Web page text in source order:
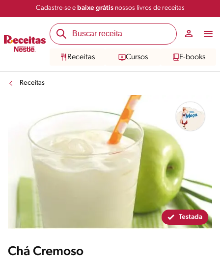
Cadastre-se e baixe grátisnossos livros de receitas
Receitas Cursos E-books
Receitas
Salvar Compartilhar
Testada
Chá Cremoso